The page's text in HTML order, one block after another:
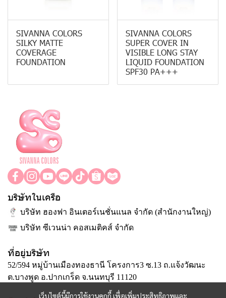
SIVANNA COLORS
SILKY MATTE
COVERAGE
FOUNDATION
SIVANNA COLORS
SUPER COVER IN
VISIBLE LONG STAY
LIQUID FOUNDATION
SPF30 PA+++
เว็บไซต์นี้มีการใช้งานคุกกี้ เพื่อเพิ่มประสิทธิภาพและ
บริษัทในเครือ
บริษัท ฮองฟา อินเตอร์เนชั่นแนล จำกัด (สำนักงานใหญ่)
บริษัท ซีเวนน่า คอสเมติคส์ จำกัด
ที่อยู่บริษัท
52/594 หมู่บ้านเมืองทองธานี โครงการ3 ซ.13 ถ.แจ้งวัฒนะ
ต.บางพูด อ.ปากเกร็ด จ.นนทบุรี 11120